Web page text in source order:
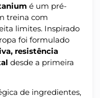
é um pré-
treina com
limites. Inspirado
foi formulado
resistência
desde a primeira
de ingredientes,